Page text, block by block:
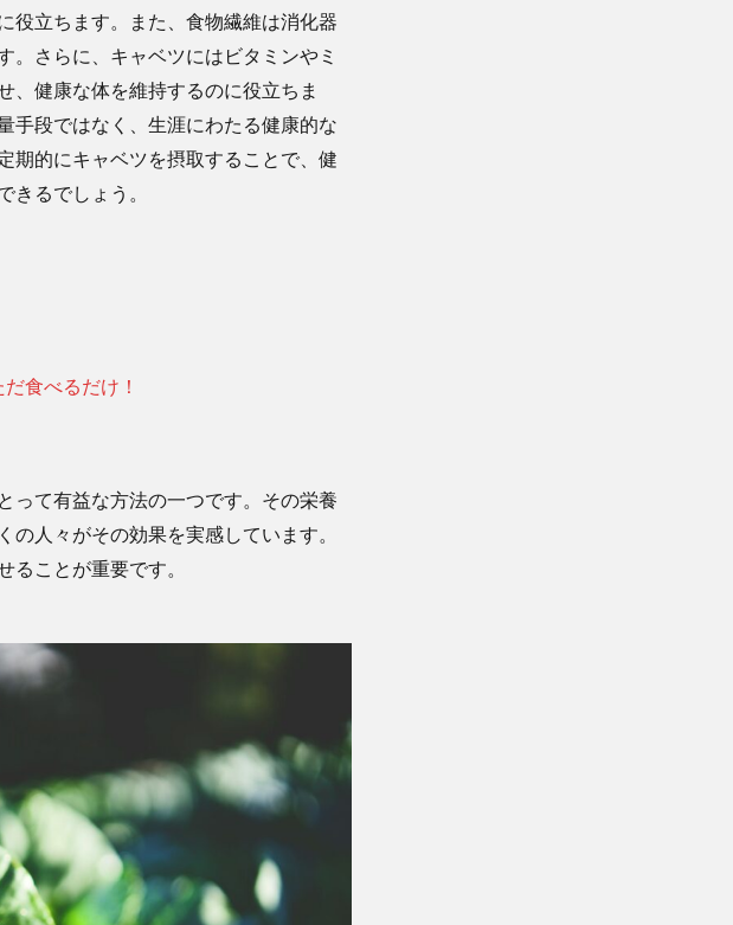
役立ちます。また、食物繊維は消化器
。さらに、キャベツにはビタミンやミ
、健康な体を維持するのに役立ちま
手段ではなく、生涯にわたる健康的な
期的にキャベツを摂取することで、健
きるでしょう。
食べるだけ！
って有益な方法の一つです。その栄養
人々がその効果を実感しています。
ることが重要です。